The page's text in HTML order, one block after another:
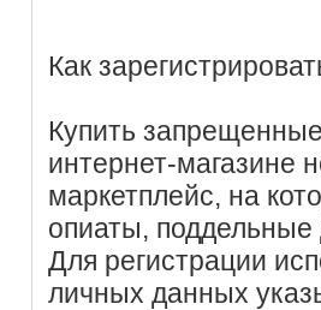
Как
Купить
интернет-магазине
маркетплейс, на
опиаты,
Для регистрации
личных данных